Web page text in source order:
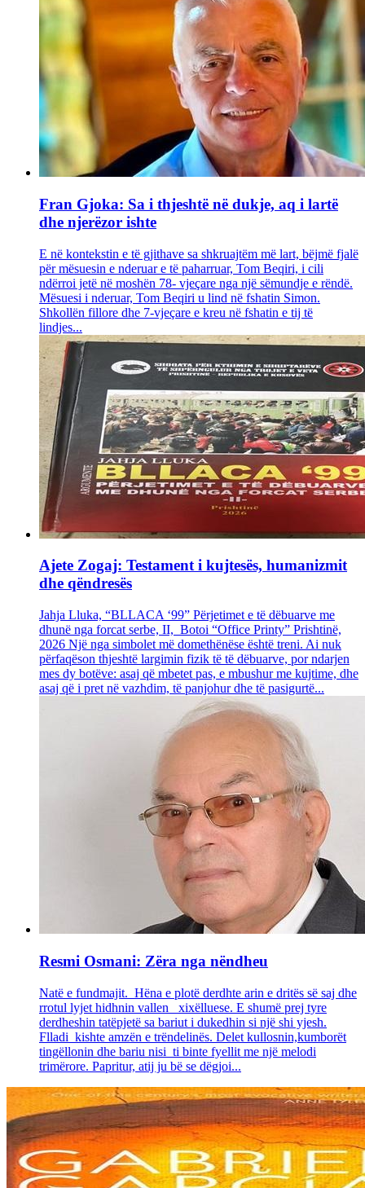
Fran Gjoka: Sa i thjeshtë në dukje, aq i lartë
dhe njerëzor ishte
E në kontekstin e të gjithave sa shkruajtëm më lart, bëjmë fjalë
për mësuesin e nderuar e të paharruar, Tom Beqiri, i cili
ndërroi jetë në moshën 78- vjeçare nga një sëmundje e rëndë.
Mësuesi i nderuar, Tom Beqiri u lind në fshatin Simon.
Shkollën fillore dhe 7-vjeçare e kreu në fshatin e tij të
lindjes...
Ajete Zogaj: Testament i kujtesës, humanizmit
dhe qëndresës
Jahja Lluka, “BLLACA ‘99” Përjetimet e të dëbuarve me
dhunë nga forcat serbe, II, Botoi “Office Printy” Prishtinë,
2026 Një nga simbolet më domethënëse është treni. Ai nuk
përfaqëson thjeshtë largimin fizik të të dëbuarve, por ndarjen
mes dy botëve: asaj që mbetet pas, e mbushur me kujtime, dhe
asaj që i pret në vazhdim, të panjohur dhe të pasigurtë...
Resmi Osmani: Zëra nga nëndheu
Natë e fundmajit. Hëna e plotë derdhte arin e dritës së saj dhe
rrotul lyjet hidhnin vallen xixëlluese. E shumë prej tyre
derdheshin tatëpjetë sa bariut i dukedhin si një shi yjesh.
Flladi kishte amzën e trëndelinës. Delet kullosnin,kumborët
tingëllonin dhe bariu nisi ti binte fyellit me një melodi
trimërore. Papritur, atij ju bë se dëgjoi...